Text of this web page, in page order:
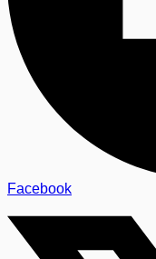
Facebook